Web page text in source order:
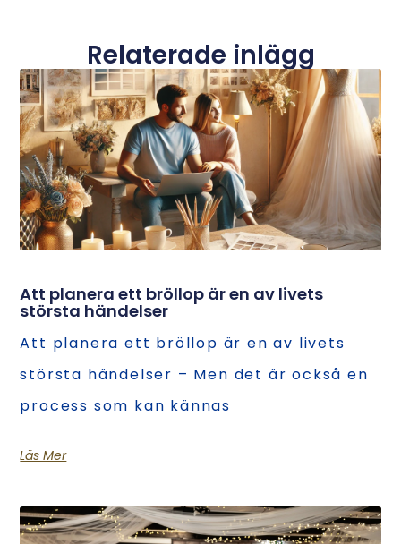
Relaterade inlägg
Att planera ett bröllop är en av livets
största händelser
Att planera ett bröllop är en av livets
största händelser – Men det är också en
process som kan kännas
Läs Mer